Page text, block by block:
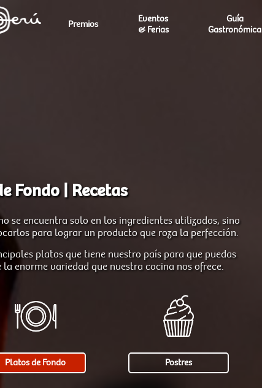
Premios
Eventos
& Ferias
Guía
Gastronómica
Fondo | Recetas
se encuentra solo en los ingredientes utilizados, sino
para lograr un producto que roza la perfección.
platos que tiene nuestro país para que puedas
enorme variedad que nuestra cocina nos ofrece.
Platos de Fondo Postres